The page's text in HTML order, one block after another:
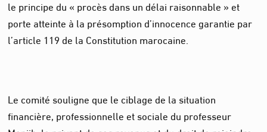
le principe du « procès dans un délai raisonnable » et
porte atteinte à la présomption d’innocence garantie par
l’article 119 de la Constitution marocaine.
Le comité souligne que le ciblage de la situation
financière, professionnelle et sociale du professeur